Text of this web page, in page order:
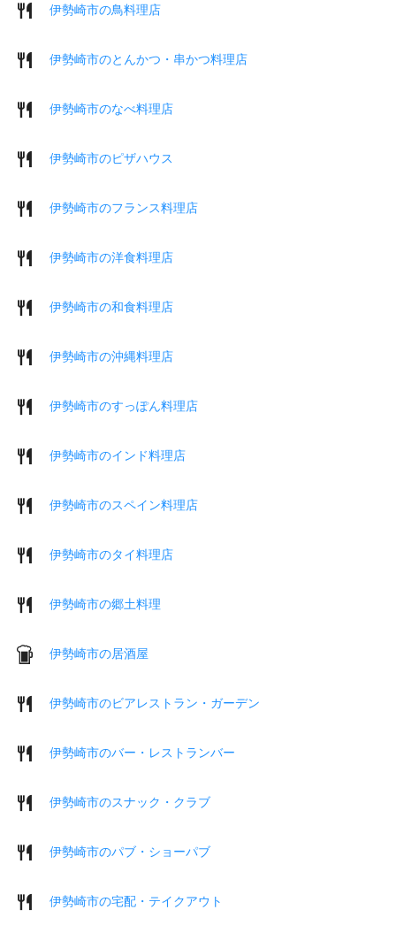
伊勢崎市の鳥料理店
伊勢崎市のとんかつ・串かつ料理店
伊勢崎市のなべ料理店
伊勢崎市のピザハウス
伊勢崎市のフランス料理店
伊勢崎市の洋食料理店
伊勢崎市の和食料理店
伊勢崎市の沖縄料理店
伊勢崎市のすっぽん料理店
伊勢崎市のインド料理店
伊勢崎市のスペイン料理店
伊勢崎市のタイ料理店
伊勢崎市の郷土料理
伊勢崎市の居酒屋
伊勢崎市のビアレストラン・ガーデン
伊勢崎市のバー・レストランバー
伊勢崎市のスナック・クラブ
伊勢崎市のパブ・ショーパブ
伊勢崎市の宅配・テイクアウト